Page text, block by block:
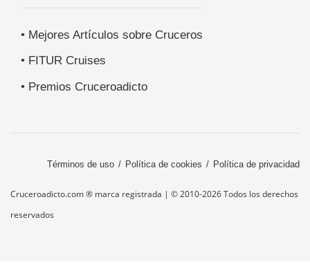
• Mejores Artículos sobre Cruceros
• FITUR Cruises
• Premios Cruceroadicto
Términos de uso Política de cookies Política de privacidad
Cruceroadicto.com ® marca registrada | © 2010-2026 Todos los derechos
reservados